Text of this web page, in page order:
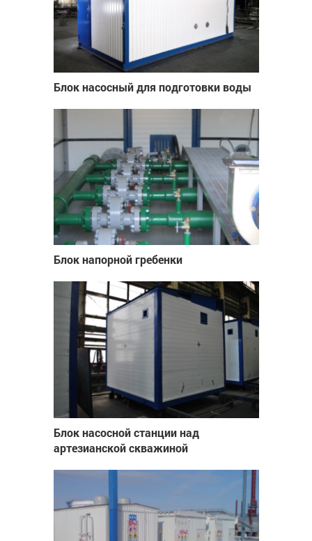
Блок насосный для подготовки воды
Блок напорной гребенки
Блок насосной станции над
артезианской скважиной